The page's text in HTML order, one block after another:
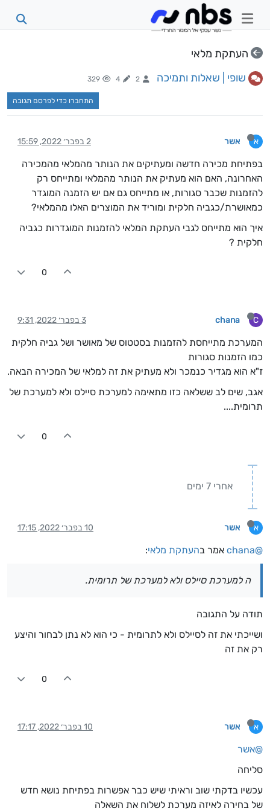
העתקת מלאי
שופי | שאלות ותמיכה
2
4
329
התחברו כדי לפרסם תגובה
א אשר 2 בפבר׳ 2022, 15:59
בפתיחת מכירה חדשה ומעתיקים את הנותר מהמלאי מהמכירה
האחרונה, האם הוא מעתיק את הנותר מהמלאי ומתייחס רק
להזמנות שכבר סגורות, או מתייחס גם אם יש הזמנה המוגדר
כמאושרת/כגביה חלקית ומוריד את המוצרים האלו מהמלאי?
איך הוא מתייחס לגבי העתקת המלאי להזמנות המוגדרות כגביה
חלקית ?
0
C
chana 3 בפבר׳ 2022, 9:31
המערכת מתייחסת להזמנות בסטטוס של מאושר ושל גביה חלקית
כמו הזמנות סגורות
ז"א הוא מגדיר כנמכר ולא מעתיק את זה למלאי של המכירה הבאה.
אגב, שים לב ששלאה כזו מתאימה למערכת סיילס ולא למערכת של
תרומית....
0
אחרי 7 ימים
א אשר 10 בפבר׳ 2022, 17:15
@chana אמר בהעתקת מלאי:
ה למערכת סיילס ולא למערכת של תרומית.
תודה על התגובה
ושייכתי את זה לסיילס ולא לתרומית - כי הוא לא נתן לבחור והיצע
רק את זה
0
א אשר 10 בפבר׳ 2022, 17:17
@אשר
סליחה
עכשיו בדקתי שוב וראיתי שיש כבר אפשרות בפתיחת נושא חדש
של בחירה לאיזה מערכת לשלוח את השאלה